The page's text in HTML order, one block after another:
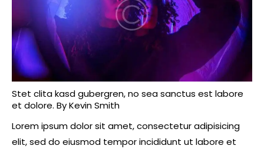
Stet clita kasd gubergren, no sea sanctus est labore
et dolore. ByKevin Smith
Lorem ipsum dolor sit amet, consectetur adipisicing
elit, sed do eiusmod tempor incididunt ut labore et